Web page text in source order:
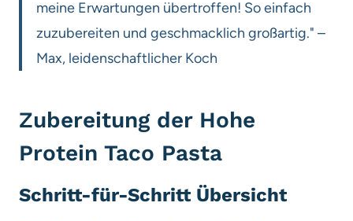
meine Erwartungen übertroffen! So einfach
zuzubereiten und geschmacklich großartig." –
Max, leidenschaftlicher Koch
Zubereitung der Hohe
Protein Taco Pasta
Schritt-für-Schritt Übersicht